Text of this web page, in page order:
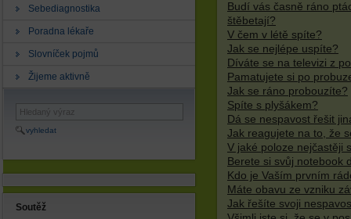
Sebediagnostika
Poradna lékaře
Slovníček pojmů
Žijeme aktivně
vyhledat
Soutěž
Budí vás časně ráno
štěbetají?
V čem v létě spíte?
Jak se nejlépe uspíte?
Díváte se na televizi z
Pamatujete si po
Jak se ráno probouzíte?
Spíte s plyšákem?
Dá se nespavost řešit
Jak reagujete na to, že
V jaké poloze nejčastěji
Berete si svůj notebook
Kdo je Vaším prvním
Máte obavu ze vzniku
Jak řešíte svoji